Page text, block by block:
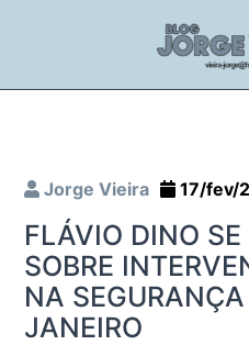
Jorge Vieira 17/fev/
FLÁVIO DINO
SOBRE
NA
JANEIRO